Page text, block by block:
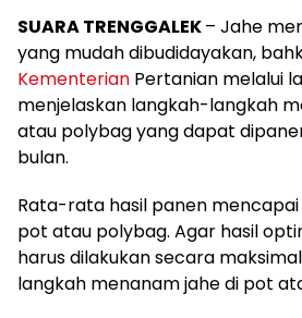
SUARA TRENGGALEK– Jahe
yang mudah dibudidayakan,
Kementerian Pertanian melalui
menjelaskan langkah-langkah
atau polybag yang dapat
bulan.
Rata-rata hasil panen mencapai
pot atau polybag. Agar hasil
harus dilakukan secara
langkah menanam jahe di pot